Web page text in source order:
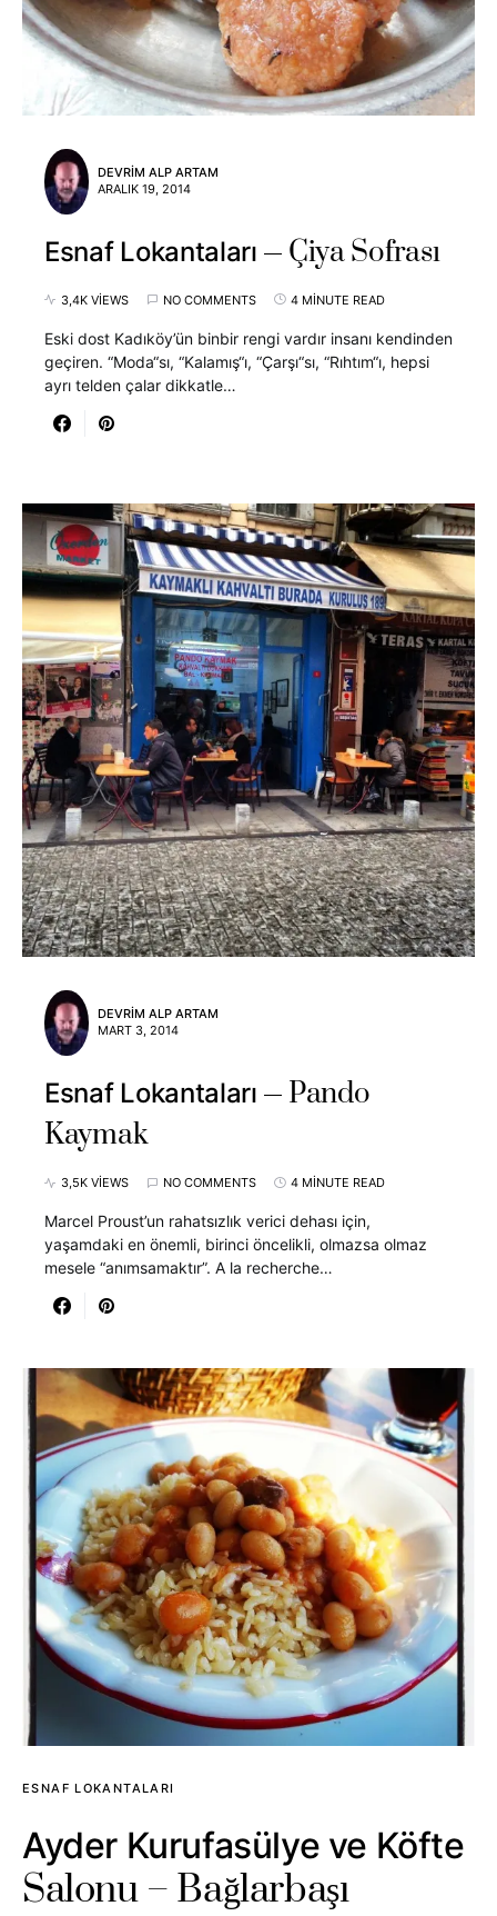
DEVRIM ALP ARTAM
ARALIK 19, 2014
Esnaf Lokantaları Çiya Sofrası
3,4K VIEWS NO COMMENTS 4 MINUTE READ
Eski dost Kadıköy’ün binbir rengi vardır insanı kendinden
geçiren. “Moda“sı, “Kalamış“ı, “Çarşı“sı, “Rıhtım“ı, hepsi
ayrı telden çalar dikkatle…
DEVRIM ALP ARTAM
MART 3, 2014
Esnaf Lokantaları
Pando
Kaymak
3,5K VIEWS NO COMMENTS 4 MINUTE READ
Marcel Proust’un rahatsızlık verici dehası için,
yaşamdaki en önemli, birinci öncelikli, olmazsa olmaz
mesele “anımsamaktır”. A la recherche…
ESNAF LOKANTALARI
Ayder Kurufasülye ve Köfte
Salonu – Bağlarbaşı